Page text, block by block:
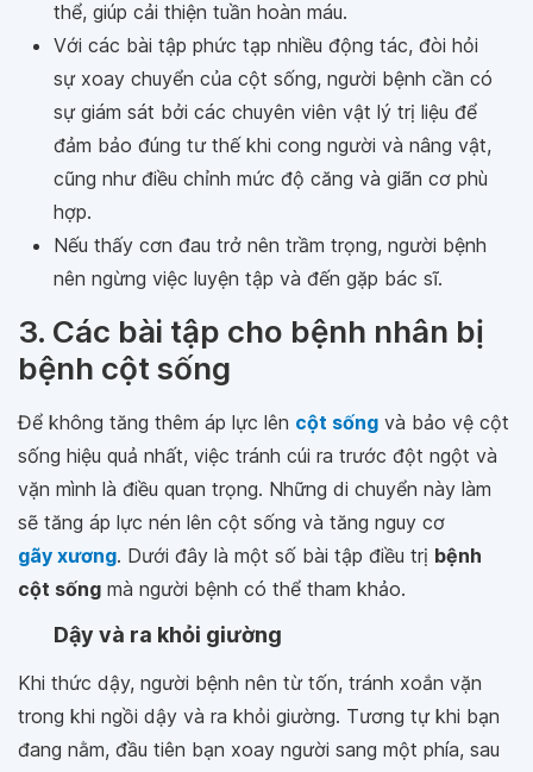
thể, giúp cải thiện tuần hoàn máu.
Với các bài tập phức tạp nhiều động tác, đòi hỏi
sự xoay chuyển của cột sống, người bệnh cần có
sự giám sát bởi các chuyên viên vật lý trị liệu để
đảm bảo đúng tư thế khi cong người và nâng vật,
cũng như điều chỉnh mức độ căng và giãn cơ phù
hợp.
Nếu thấy cơn đau trở nên trầm trọng, người bệnh
nên ngừng việc luyện tập và đến gặp bác sĩ.
3. Các bài tập cho bệnh nhân bị
bệnh cột sống
Để không tăng thêm áp lực lên cột sống và bảo vệ cột
sống hiệu quả nhất, việc tránh cúi ra trước đột ngột và
vặn mình là điều quan trọng. Những di chuyển này làm
sẽ tăng áp lực nén lên cột sống và tăng nguy cơ
gãy xương . Dưới đây là một số bài tập điều trịbệnh
cột sống mà người bệnh có thể tham khảo.
Dậy và ra khỏi giường
Khi thức dậy, người bệnh nên từ tốn, tránh xoắn vặn
trong khi ngồi dậy và ra khỏi giường. Tương tự khi bạn
đang nằm, đầu tiên bạn xoay người sang một phía, sau